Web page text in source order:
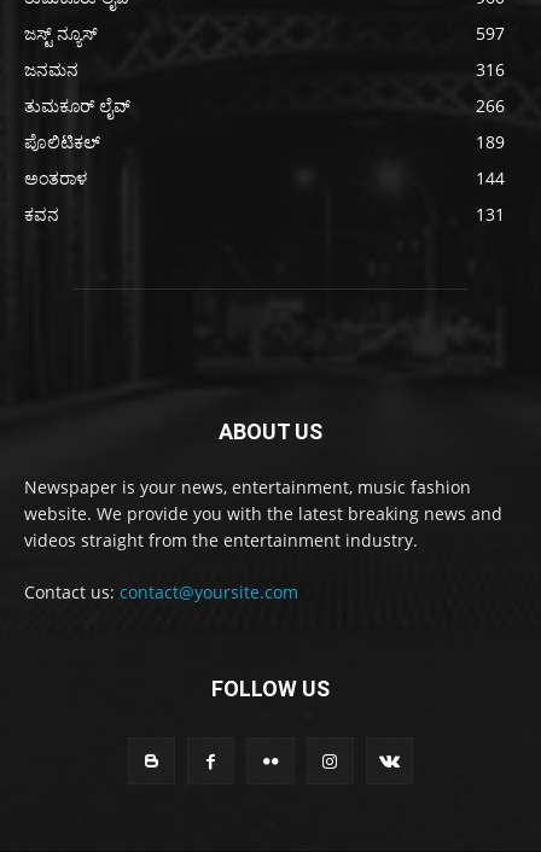
ಜಸ್ಟ್ ನ್ಯೂಸ್
597
ಜನಮನ
316
ತುಮಕೂರ್ ಲೈವ್
266
ಪೊಲಿಟಿಕಲ್
189
ಅಂತರಾಳ
144
ಕವನ
131
ABOUT US
Newspaper is your news, entertainment, music fashion
website. We provide you with the latest breaking news and
videos straight from the entertainment industry.
Contact us: contact@yoursite.com
FOLLOW US